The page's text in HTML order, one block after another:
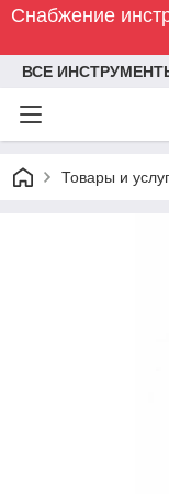
Снабжение
ВСЕ
Товары и